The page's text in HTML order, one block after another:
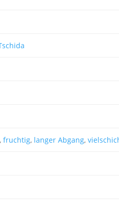
, fruchtig, langer Abgang,